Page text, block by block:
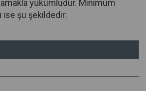
yükümlüdür. Minimum
ise şu şekildedir: